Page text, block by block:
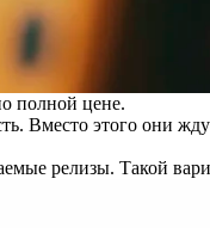
полной цене.
Вместо этого они
релизы. Такой